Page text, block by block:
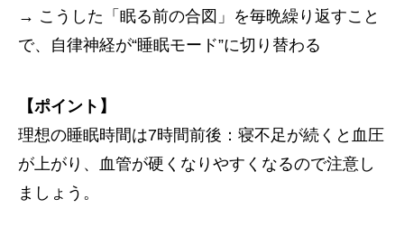
→ こうした「眠る前の合図」を毎晩繰り返すこと
で、自律神経が“睡眠モード”に切り替わる
【ポイント】
理想の睡眠時間は7時間前後：寝不足が続くと血圧
が上がり、血管が硬くなりやすくなるので注意し
ましょう。